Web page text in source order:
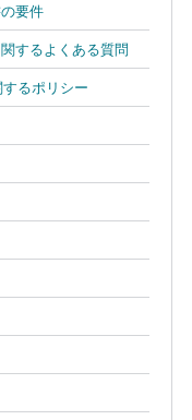
要件
するよくある質問
るポリシー